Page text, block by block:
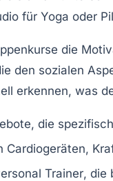
für Yoga oder
die
den sozialen
erkennen, was
die
Cardiogeräten,
Trainer, die